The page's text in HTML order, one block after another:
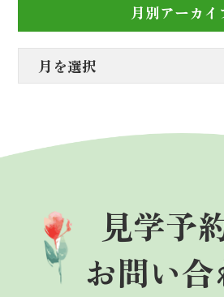
月別アーカイ
見学予
お問い合